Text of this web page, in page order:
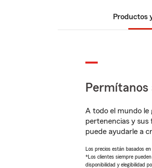
Productos
Permítanos
A todo el mundo le
pertenencias y sus
puede ayudarle a
Los precios están basados
*Los clientes siempre
disponibilidad y elegibilidad